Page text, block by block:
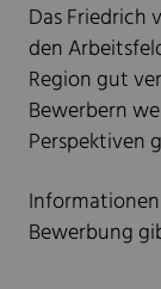
Das Friedrich
den
Region gut
Bewerbern
Perspektiven
Bewerbung